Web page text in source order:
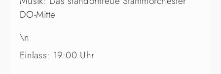
DO-Mitte
\n
Einlass: 19:00 Uhr